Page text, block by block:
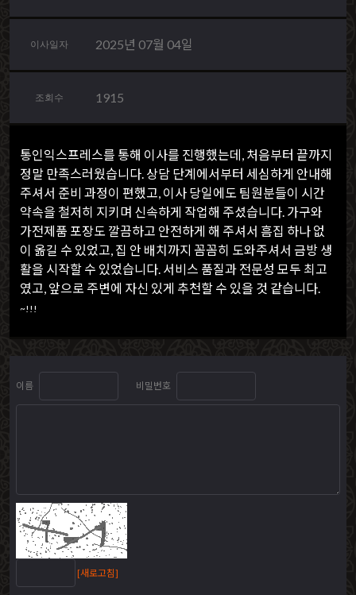
이사일자 2025년 07월 04일
조회수 1915
통인익스프레스를 통해 이사를 진행했는데, 처음부터 끝까지
정말 만족스러웠습니다. 상담 단계에서부터 세심하게 안내해
주셔서 준비 과정이 편했고, 이사 당일에도 팀원분들이 시간
약속을 철저히 지키며 신속하게 작업해 주셨습니다. 가구와
가전제품 포장도 깔끔하고 안전하게 해 주셔서 흠집 하나 없
이 옮길 수 있었고, 집 안 배치까지 꼼꼼히 도와주셔서 금방 생
활을 시작할 수 있었습니다. 서비스 품질과 전문성 모두 최고
였고, 앞으로 주변에 자신 있게 추천할 수 있을 것 같습니다.
~!!!
이름 비밀번호
[새로고침]